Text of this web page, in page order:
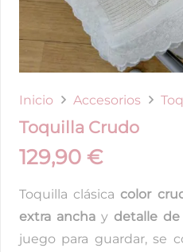
Inicio Accesorios
Toquilla Crudo
129,90 €
Toquilla clásica color
extra ancha y detalle
juego para guardar, se